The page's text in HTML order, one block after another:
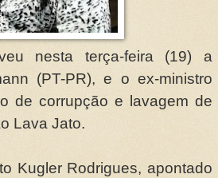
nesta terça-feira (19) a
(PT-PR), e o ex-ministro
de corrupção e lavagem de
Lava Jato.
Kugler Rodrigues, apontado